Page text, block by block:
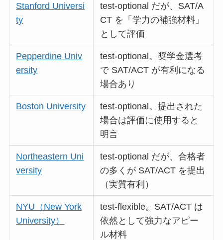
Stanford Universi
ty
test-optional だが、SAT/A
CT を「学力の補強材料」
として評価
Pepperdine Univ
ersity
test-optional。奨学金選考
で SAT/ACT が有利になる
場合あり
Boston University
test-optional。提出された
場合は評価に使用すると
明言
Northeastern Uni
versity
test-optional だが、合格者
の多くが SAT/ACT を提出
（実質有利）
NYU（New York
University）
test-flexible。SAT/ACT は
依然として強力なアピー
ル材料